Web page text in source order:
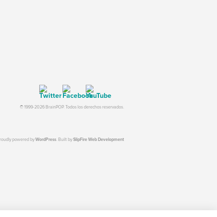
© 1999-2026 BrainPOP. Todos los derechos reservados.
powered byWordPress. Built bySlipFire Web Development